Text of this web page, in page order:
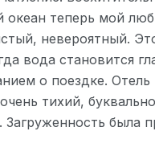
океан теперь мой
невероятный.
вода становится
о поездке. Отель
тихий,
Загруженность была